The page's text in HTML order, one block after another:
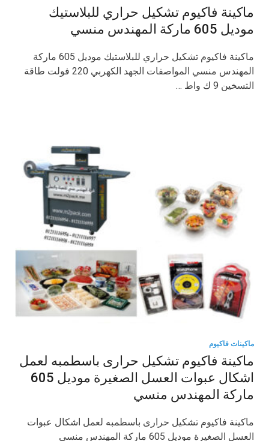
ماكينة فاكيوم تشكيل حراري للبلاستيك
موديل 605 ماركة المهندس منسي
ماكينة فاكيوم تشكيل حراري للبلاستيك موديل 605 ماركة
المهندس منسي المواصفات الجهد الكهربي 220 فولت طاقة
التسخين 9 ك واط …
ماكينات فاكيوم
ماكينة فاكيوم تشكيل حرارى باسطمبه لعمل
اشكال عبوات العسل الصغيرة موديل 605
ماركة المهندس منسي
ماكينة فاكيوم تشكيل حرارى باسطمبه لعمل اشكال عبوات
العسل الصغيرة موديل 605 ماركة المهندس منسي